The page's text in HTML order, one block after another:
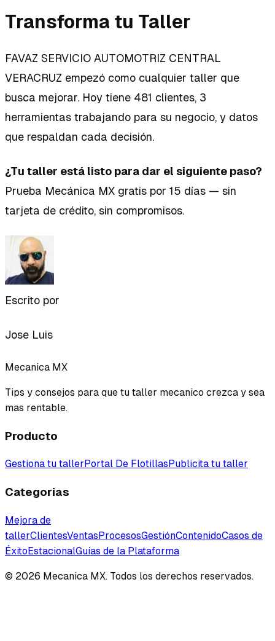
Transforma tu Taller
FAVAZ SERVICIO AUTOMOTRIZ CENTRAL
VERACRUZ empezó como cualquier taller que
busca mejorar. Hoy tiene 481 clientes, 3
herramientas trabajando para su negocio, y datos
que respaldan cada decisión.
¿Tu taller está listo para dar el siguiente paso?
Prueba Mecánica MX gratis por 15 días — sin
tarjeta de crédito, sin compromisos.
Escrito por
Jose Luis
Mecanica MX
Tips y consejos para que tu taller mecanico crezca y sea
mas rentable.
Producto
Gestiona tu taller Portal De Flotillas Publicita tu taller
Categorias
Mejora de
tallerClientesVentasProcesosGestiónContenidoCasos de
ÉxitoEstacionalGuías de la Plataforma
© 2026 Mecanica MX. Todos los derechos reservados.